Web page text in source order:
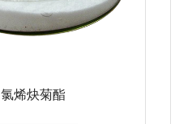
氯烯炔菊酯